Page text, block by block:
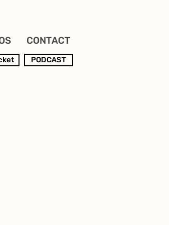
CONTACT
PODCAST